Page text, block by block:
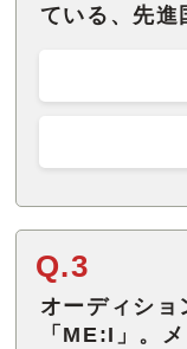
ている、先進
Q.3
オーディショ
「ME:I」。